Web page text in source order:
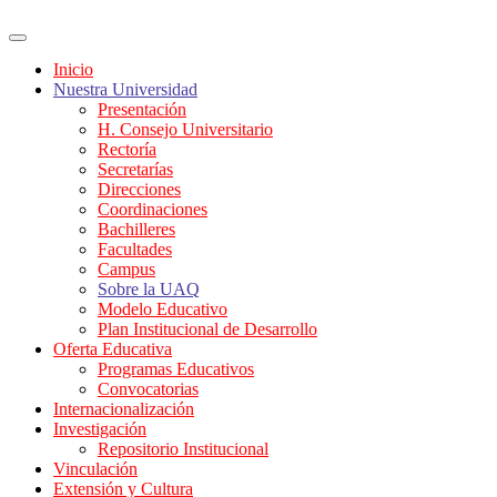
Inicio
Nuestra Universidad
Presentación
H. Consejo Universitario
Rectoría
Secretarías
Direcciones
Coordinaciones
Bachilleres
Facultades
Campus
Sobre la UAQ
Modelo Educativo
Plan Institucional de Desarrollo
Oferta Educativa
Programas Educativos
Convocatorias
Internacionalización
Investigación
Repositorio Institucional
Vinculación
Extensión y Cultura